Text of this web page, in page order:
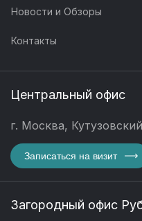
Новости и Обзоры
Контакты
Центральный офис
г. Москва,
Записаться на визит
Загородный офис